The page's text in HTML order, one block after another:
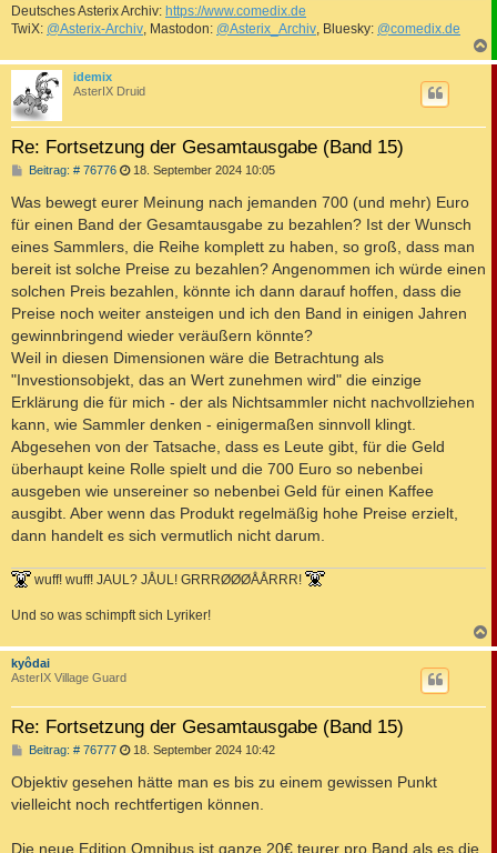
Deutsches Asterix Archiv: https://www.comedix.de
TwiX: @Asterix-Archiv, Mastodon: @Asterix_Archiv, Bluesky: @comedix.de
a
idemix
AsterIX Druid
Re: Fortsetzung der Gesamtausgabe (Band 15)
Beitrag: # 76776B
i
t
r
g
18. September 2024 10:05
Was bewegt eurer Meinung nach jemanden 700 (und mehr) Euro
für einen Band der Gesamtausgabe zu bezahlen? Ist der Wunsch
eines Sammlers, die Reihe komplett zu haben, so groß, dass man
bereit ist solche Preise zu bezahlen? Angenommen ich würde einen
solchen Preis bezahlen, könnte ich dann darauf hoffen, dass die
Preise noch weiter ansteigen und ich den Band in einigen Jahren
gewinnbringend wieder veräußern könnte?
Weil in diesen Dimensionen wäre die Betrachtung als
"Investionsobjekt, das an Wert zunehmen wird" die einzige
Erklärung die für mich - der als Nichtsammler nicht nachvollziehen
kann, wie Sammler denken - einigermaßen sinnvoll klingt.
Abgesehen von der Tatsache, dass es Leute gibt, für die Geld
überhaupt keine Rolle spielt und die 700 Euro so nebenbei
ausgeben wie unsereiner so nebenbei Geld für einen Kaffee
ausgibt. Aber wenn das Produkt regelmäßig hohe Preise erzielt,
dann handelt es sich vermutlich nicht darum.
wuff! wuff! JAUL? JÅUL! GRRRØØØÅÅRRR!
Und so was schimpft sich Lyriker!
a
kyôdai
AsterIX Village Guard
Re: Fortsetzung der Gesamtausgabe (Band 15)
Beitrag: # 76777B
i
r
18. September 2024 10:42
Objektiv gesehen hätte man es bis zu einem gewissen Punkt
vielleicht noch rechtfertigen können.
Die neue Edition Omnibus ist ganze 20€ teurer pro Band als es die